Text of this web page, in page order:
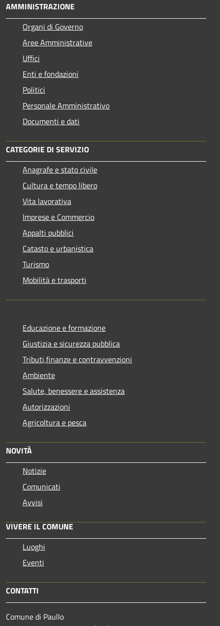
AMMINISTRAZIONE
Organi di Governo
Aree Amministrative
Uffici
Enti e fondazioni
Politici
Personale Amministrativo
Documenti e dati
CATEGORIE DI SERVIZIO
Anagrafe e stato civile
Cultura e tempo libero
Vita lavorativa
Imprese e Commercio
Appalti pubblici
Catasto e urbanistica
Turismo
Mobilità e trasporti
Educazione e formazione
Giustizia e sicurezza pubblica
Tributi,finanze e contravvenzioni
Ambiente
Salute, benessere e assistenza
Autorizzazioni
Agricoltura e pesca
NOVITÀ
Notizie
Comunicati
Avvisi
VIVERE IL COMUNE
Luoghi
Eventi
CONTATTI
Comune di Paullo